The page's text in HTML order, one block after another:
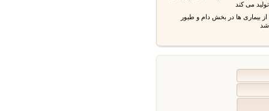
می کند
بیماری ها در بخش دام و طیور